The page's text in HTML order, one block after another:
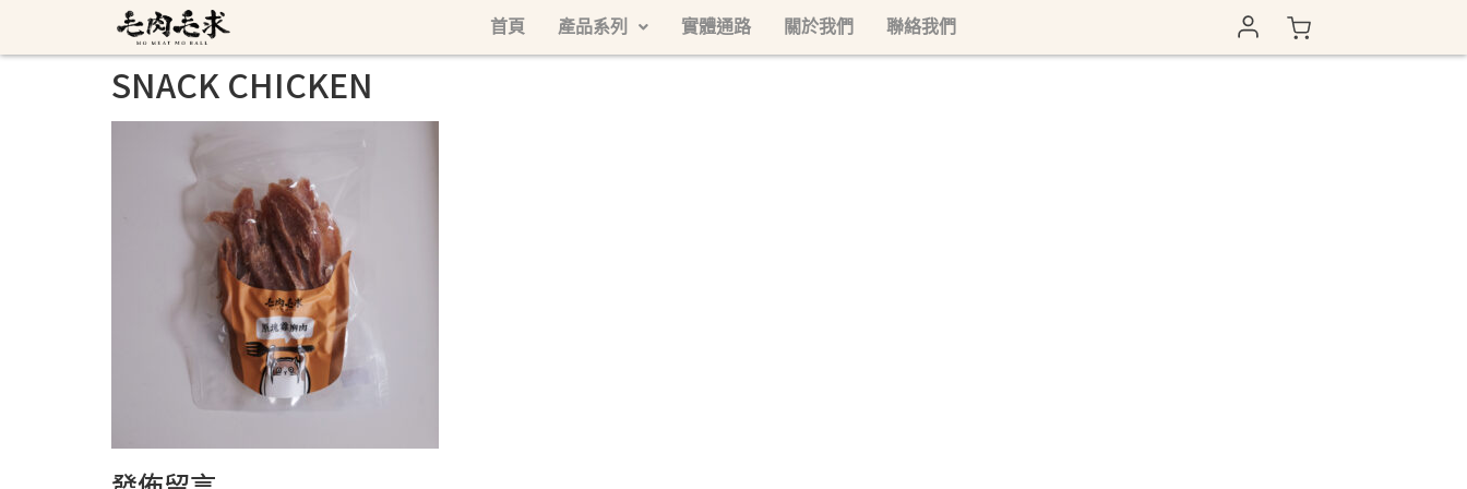
首頁 產品系列 實體通路 關於我們 聯絡我們
SNACK CHICKEN